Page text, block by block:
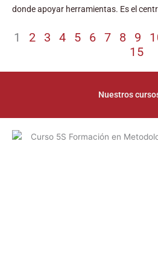
donde apoyar herramientas. Es el
1 2 3 4 5 6 7 8 9
15
Nuestros